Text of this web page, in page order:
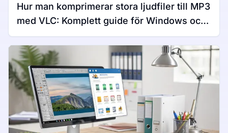
Hur man komprimerar stora ljudfiler till MP3
med VLC: Komplett guide för Windows och
Mac